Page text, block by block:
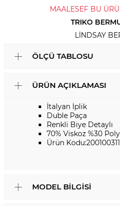
MAALESEF BU
TRIKO
LINDSAY
ÖLÇÜ TABLOSU
ÜRÜN AÇIKLAMASI
İtalyan İplik
Duble Paça
Renkli Biye Detaylı
70% Viskoz %30
Ürün
MODEL BILGISI